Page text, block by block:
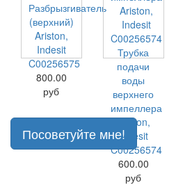
Разбрызгиватель
(верхний)
Ariston,
Indesit
C00256575
800.00
руб
Трубка
подачи
воды
верхнего
импеллера
Ariston,
Indesit
C00256574
600.00
руб
Посоветуйте мне!